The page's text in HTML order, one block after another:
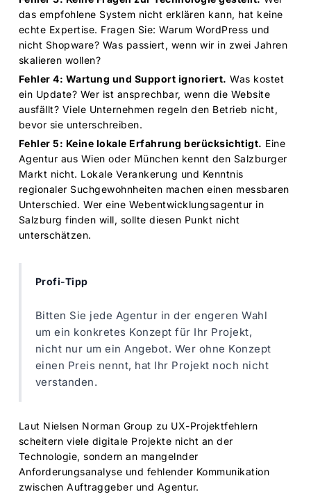
das empfohlene System nicht erklären kann, hat keine
echte Expertise. Fragen Sie: Warum WordPress und
nicht Shopware? Was passiert, wenn wir in zwei Jahren
skalieren wollen?
Fehler 4: Wartung und Support ignoriert. Was kostet
ein Update? Wer ist ansprechbar, wenn die Website
ausfällt? Viele Unternehmen regeln den Betrieb nicht,
bevor sie unterschreiben.
Fehler 5: Keine lokale Erfahrung berücksichtigt. Eine
Agentur aus Wien oder München kennt den Salzburger
Markt nicht. Lokale Verankerung und Kenntnis
regionaler Suchgewohnheiten machen einen messbaren
Unterschied. Wer eine Webentwicklungsagentur in
Salzburg finden will, sollte diesen Punkt nicht
unterschätzen.
Profi-Tipp
Bitten Sie jede Agentur in der engeren Wahl
um ein konkretes Konzept für Ihr Projekt,
nicht nur um ein Angebot. Wer ohne Konzept
einen Preis nennt, hat Ihr Projekt noch nicht
verstanden.
Laut Nielsen Norman Group zu UX-Projektfehlern
scheitern viele digitale Projekte nicht an der
Technologie, sondern an mangelnder
Anforderungsanalyse und fehlender Kommunikation
zwischen Auftraggeber und Agentur.